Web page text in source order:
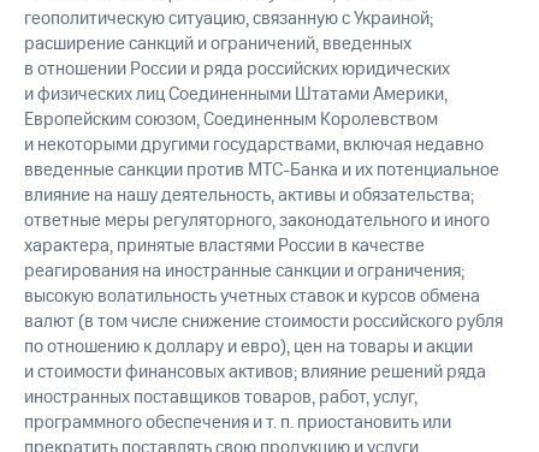
геополитическую ситуацию, связанную с Украиной;
расширение санкций и ограничений, введенных
в отношении России и ряда российских юридических
и физических лиц Соединенными Штатами Америки,
Европейским союзом, Соединенным Королевством
и некоторыми другими государствами, включая недавно
введенные санкции против МТС-Банка и их потенциальное
влияние на нашу деятельность, активы и обязательства;
ответные меры регуляторного, законодательного и иного
характера, принятые властями России в качестве
реагирования на иностранные санкции и ограничения;
высокую волатильность учетных ставок и курсов обмена
валют (в том числе снижение стоимости российского рубля
по отношению к доллару и евро), цен на товары и акции
и стоимости финансовых активов; влияние решений ряда
иностранных поставщиков товаров, работ, услуг,
программного обеспечения и т. п. приостановить или